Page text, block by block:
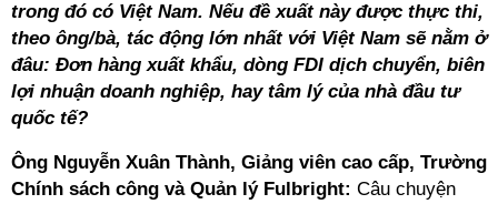
trong đó có Việt Nam. Nếu đề xuất này được thực thi,
theo ông/bà, tác động lớn nhất với Việt Nam sẽ nằm ở
đâu: Đơn hàng xuất khẩu, dòng FDI dịch chuyển, biên
lợi nhuận doanh nghiệp, hay tâm lý của nhà đầu tư
quốc tế?
Ông Nguyễn Xuân Thành, Giảng viên cao cấp, Trường
Chính sách công và Quản lý Fulbright: Câu chuyện